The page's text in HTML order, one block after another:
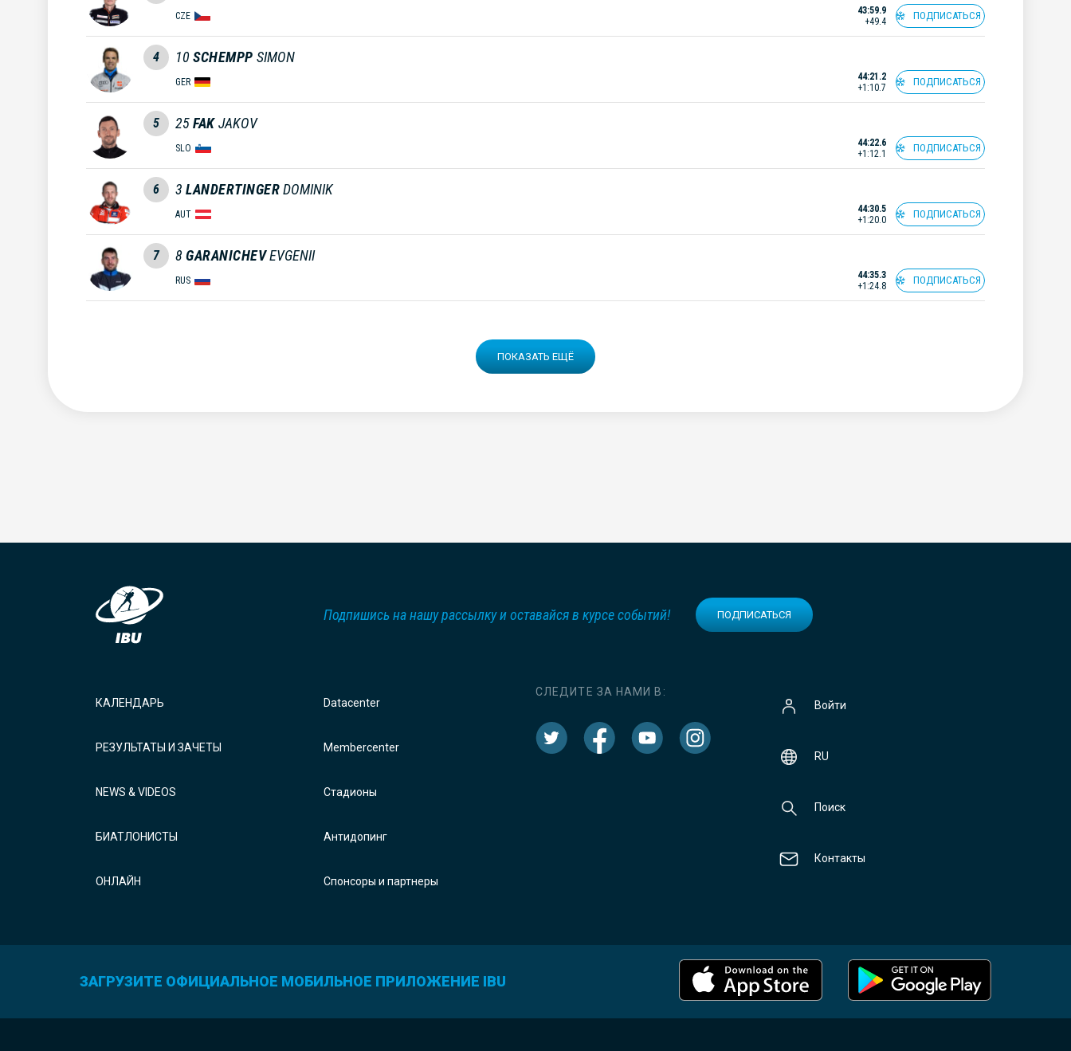
CZE
43:59.9
+49.4
ПОДПИСАТЬСЯ
4 10 SCHEMPP SIMON
GER
44:21.2
+1:10.7
ПОДПИСАТЬСЯ
5 25FAK JAKOV
SLO
44:22.6
+1:12.1
ПОДПИСАТЬСЯ
6 3 LANDERTINGERDOMINIK
AUT
44:30.5
+1:20.0
ПОДПИСАТЬСЯ
7 8GARANICHEVEVGENII
RUS
44:35.3
+1:24.8
ПОДПИСАТЬСЯ
ПОКАЗАТЬ ЕЩЁ
Подпишись на нашу рассылку и оставайся в курсе событий! ПОДПИСАТЬСЯ
КАЛЕНДАРЬ
РЕЗУЛЬТАТЫ И ЗАЧЕТЫ
NEWS & VIDEOS
БИАТЛОНИСТЫ
ОНЛАЙН
Datacenter
Membercenter
Стадионы
Антидопинг
Спонсоры и партнеры
СЛЕДИТЕ ЗА НАМИ В:
Войти
RU
Поиск
Контакты
ЗАГРУЗИТЕ ОФИЦИАЛЬНОЕ МОБИЛЬНОЕ ПРИЛОЖЕНИЕ IBU